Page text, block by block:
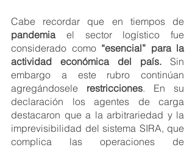
pandemia el sector logístico fue
considerado como “esencial” para la
actividad económica del país. Sin
embargo a este rubro continúan
agregándosele restricciones. En su
declaración los agentes de carga
destacaron que a la arbitrariedad y la
imprevisibilidad del sistema SIRA, que
complica las operaciones de